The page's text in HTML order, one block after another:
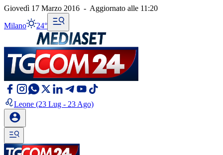
Giovedì 17 Marzo 2016 - Aggiornato alle 11:20
Milano 24°
Leone (23 Lug - 23 Ago)